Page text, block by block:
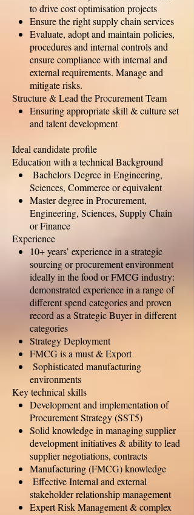
to drive cost optimisation projects
Ensure the right supply chain services
Evaluate, adopt and maintain policies,
procedures and internal controls and
ensure compliance with internal and
external requirements. Manage and
mitigate risks.
Structure & Lead the Procurement Team
Ensuring appropriate skill & culture set
and talent development
Ideal candidate profile
Education with a technical Background
Bachelors Degree in Engineering,
Sciences, Commerce or equivalent
Master degree in Procurement,
Engineering, Sciences, Supply Chain
or Finance
Experience
10+ years’ experience in a strategic
sourcing or procurement environment
ideally in the food or FMCG industry:
demonstrated experience in a range of
different spend categories and proven
record as a Strategic Buyer in different
categories
Strategy Deployment
FMCG is a must & Export
Sophisticated manufacturing
environments
Key technical skills
Development and implementation of
Procurement Strategy (SST5)
Solid knowledge in managing supplier
development initiatives & ability to lead
supplier negotiations, contracts
Manufacturing (FMCG) knowledge
Effective Internal and external
stakeholder relationship management
Expert Risk Management & complex